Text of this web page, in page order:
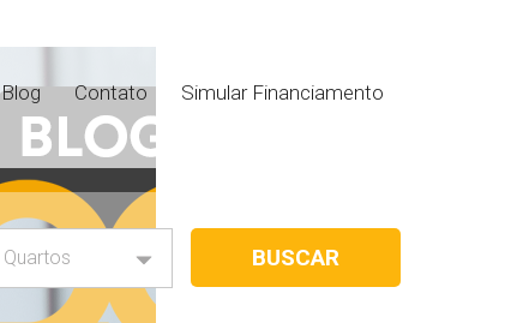
Blog Contato Simular Financiamento
Quartos